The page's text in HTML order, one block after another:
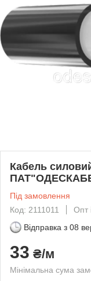
Кабель
Під замовлення
Код: 2111011
Опт
Відправка з 08
33 ₴/м
Мінімальна сума